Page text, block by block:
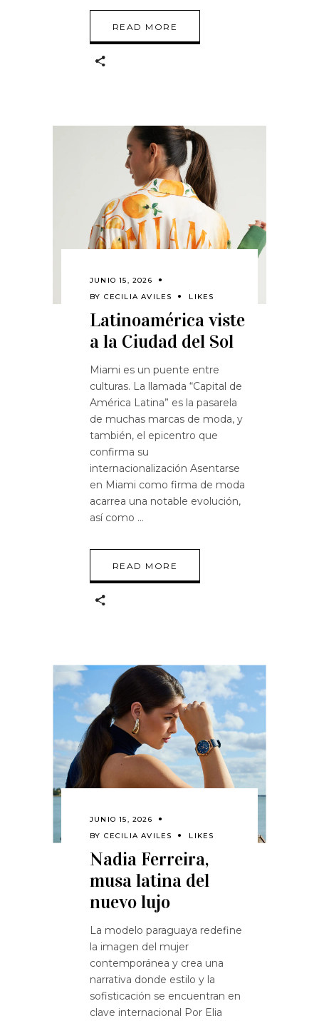
READ MORE
JUNIO 15, 2026
BY CECILIA AVILES LIKES
Latinoamérica viste
a la Ciudad del Sol
Miami es un puente entre
culturas. La llamada “Capital de
América Latina” es la pasarela
de muchas marcas de moda, y
también, el epicentro que
confirma su
internacionalización Asentarse
en Miami como firma de moda
acarrea una notable evolución,
así como
READ MORE
JUNIO 15, 2026
BY CECILIA AVILES LIKES
Nadia Ferreira,
musa latina del
nuevo lujo
La modelo paraguaya redefine
la imagen del mujer
contemporánea y crea una
narrativa donde estilo y la
sofisticación se encuentran en
clave internacional Por Elia